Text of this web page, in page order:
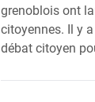
gre­no­blois ont
citoyennes. Il y
débat citoyen